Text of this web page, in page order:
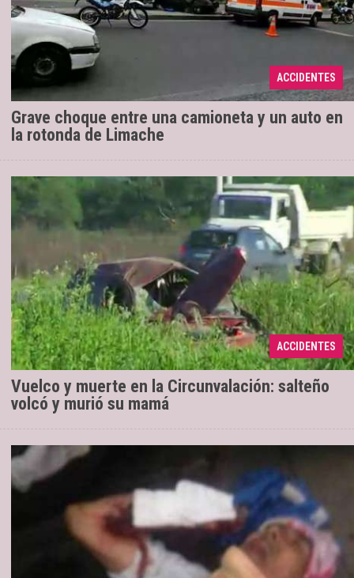
ACCIDENTES
Grave choque entre una camioneta y un auto en
la rotonda de Limache
26/11/2019 El vehículo de menor porte quedó
totalmente volcado sobre la calzada, porque la zona
registra un corte a media calzada en la mano hacia
el centro, mi ...
ACCIDENTES
Vuelco y muerte en la Circunvalación: salteño
volcó y murió su mamá
25/11/2019 El siniestro se produjo en la madrugada
de este lunes, en la mano sur a norte.
El lamentable hecho se registró sobre